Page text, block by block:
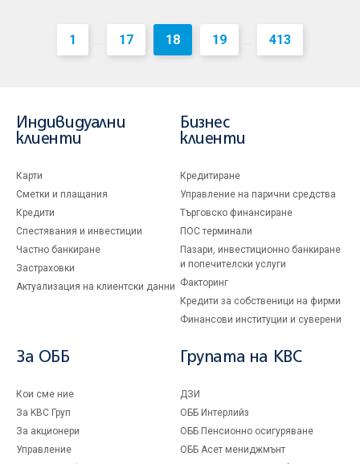
1 ... 17 18 19 ... 413
Индивидуални
клиенти
Карти
Сметки и плащания
Кредити
Спестявания и инвестиции
Частно банкиране
Застраховки
Актуализация на клиентски данни
Бизнес
клиенти
Кредитиране
Управление на парични средства
Търговско финансиране
ПОС терминали
Пазари, инвестиционно банкиране
и попечителски услуги
Факторинг
Кредити за собственици на фирми
Финансови институции и суверени
За ОББ
Кои сме ние
За KBC Груп
За акционери
Управление
Групата на KBC
ДЗИ
ОББ Интерлийз
ОББ Пенсионно осигуряване
ОББ Асет мениджмънт